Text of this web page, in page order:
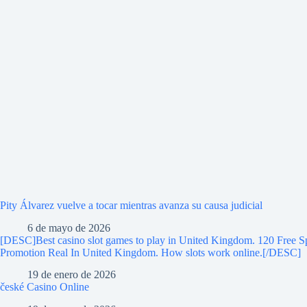
Pity Álvarez vuelve a tocar mientras avanza su causa judicial
6 de mayo de 2026
[DESC]Best casino slot games to play in United Kingdom. 120 Free
Promotion Real In United Kingdom. How slots work online.[/DESC]
19 de enero de 2026
české Casino Online